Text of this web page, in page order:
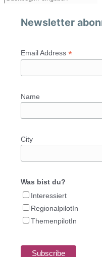
Newsletter
Email Address *
Name
City
Was bist du?
Interessiert
RegionalpilotIn
ThemenpilotIn